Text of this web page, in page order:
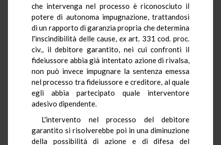
che intervenga nel processo è riconosciuto il
potere di autonoma impugnazione, trattandosi
di un rapporto di garanzia propria che determina
l'inscindibilità delle cause, exart. 331 cod. proc.
civ., il debitore garantito, nei cui confronti il
fideiussore abbia già intentato azione di rivalsa,
non può invece impugnare la sentenza emessa
nel processo tra fideiussore e creditore, al quale
egli abbia partecipato quale interventore
adesivo dipendente.
L'intervento nel processo del debitore
garantito si risolverebbe poi in una diminuzione
della possibilità di azione e di difesa del